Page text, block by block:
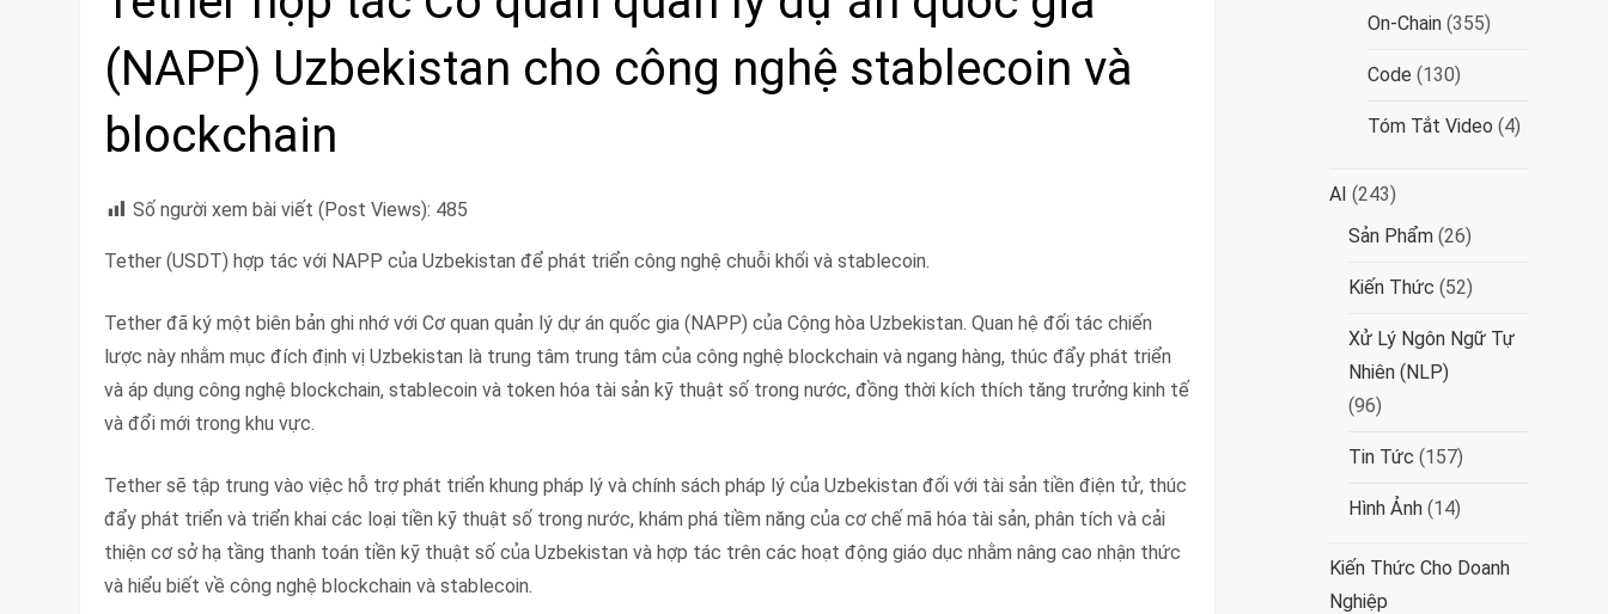
(NAPP) Uzbekistan cho công nghệ stablecoin và
blockchain
Số người xem bài viết (Post Views): 485
Tether (USDT) hợp tác với NAPP của Uzbekistan để phát triển công nghệ chuỗi khối và stablecoin.
Tether đã ký một biên bản ghi nhớ với Cơ quan quản lý dự án quốc gia (NAPP) của Cộng hòa Uzbekistan. Quan hệ đối tác chiến
lược này nhằm mục đích định vị Uzbekistan là trung tâm trung tâm của công nghệ blockchain và ngang hàng, thúc đẩy phát triển
và áp dụng công nghệ blockchain, stablecoin và token hóa tài sản kỹ thuật số trong nước, đồng thời kích thích tăng trưởng kinh tế
và đổi mới trong khu vực.
Tether sẽ tập trung vào việc hỗ trợ phát triển khung pháp lý và chính sách pháp lý của Uzbekistan đối với tài sản tiền điện tử, thúc
đẩy phát triển và triển khai các loại tiền kỹ thuật số trong nước, khám phá tiềm năng của cơ chế mã hóa tài sản, phân tích và cải
thiện cơ sở hạ tầng thanh toán tiền kỹ thuật số của Uzbekistan và hợp tác trên các hoạt động giáo dục nhằm nâng cao nhận thức
và hiểu biết về công nghệ blockchain và stablecoin.
On-Chain (355)
Code (130)
Tóm Tắt Video (4)
AI (243)
Sản Phẩm (26)
Kiến Thức (52)
Xử Lý Ngôn Ngữ Tự
Nhiên (NLP)
(96)
Tin Tức (157)
Hình Ảnh (14)
Kiến Thức Cho Doanh
Nghiệp